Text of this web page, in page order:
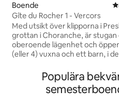
Boende
Gîte du Rocher 1 - Vercors
Med utsikt över klipporna i
grottan i Choranche, är stugan
oberoende lägenhet och
(eller 4) vuxna och ett barn, i
ägarna. Du har en privat
enastående utsikt, och du har
till den stora trädgården. Inom
Populära